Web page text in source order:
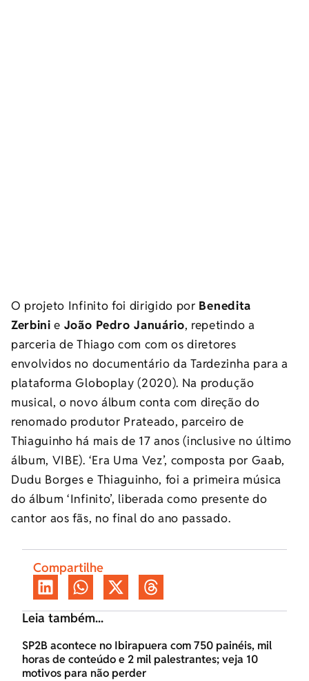
O projeto Infinito foi dirigido por Benedita
Zerbini e João Pedro Januário, repetindo a
parceria de Thiago com com os diretores
envolvidos no documentário da Tardezinha para a
plataforma Globoplay (2020). Na produção
musical, o novo álbum conta com direção do
renomado produtor Prateado, parceiro de
Thiaguinho há mais de 17 anos (inclusive no último
álbum, VIBE). ‘Era Uma Vez’, composta por Gaab,
Dudu Borges e Thiaguinho, foi a primeira música
do álbum ‘Infinito’, liberada como presente do
cantor aos fãs, no final do ano passado.
Compartilhe
Leia também...
SP2B acontece no Ibirapuera com 750 painéis, mil
horas de conteúdo e 2 mil palestrantes; veja 10
motivos para não perder